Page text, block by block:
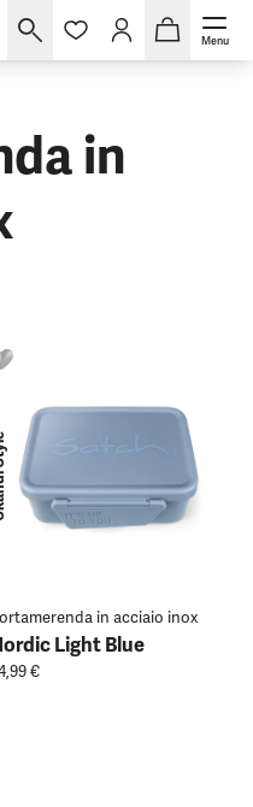
Menu
in
in acciaio inox
Light Blue
€